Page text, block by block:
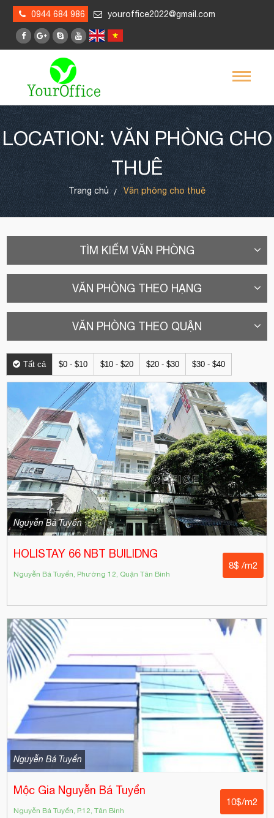
0944 684 986 youroffice2022@gmail.com
LOCATION: VĂN PHÒNG CHO
THUÊ
Trang chủ Văn phòng cho thuê
TÌM KIẾM VĂN PHÒNG
VĂN PHÒNG THEO HẠNG
VĂN PHÒNG THEO QUẬN
Tất cả $0 - $10 $10 - $20 $20 - $30 $30 - $40
Nguyễn Bá Tuyển
HOLISTAY 66 NBT BUILIDNG
Nguyễn Bá Tuyển, Phường 12, Quận Tân Bình
8$ /m2
Nguyễn Bá Tuyển
Mộc Gia Nguyễn Bá Tuyển
Nguyễn Bá Tuyển, P.12, Tân Bình
10$/m2